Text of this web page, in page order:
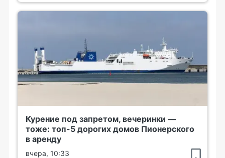
Курение под запретом, вечеринки —
тоже: топ-5 дорогих домов Пионерского
в аренду
вчера, 10:33